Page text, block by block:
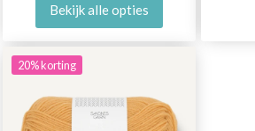
Bekijk alle opties
20% korting